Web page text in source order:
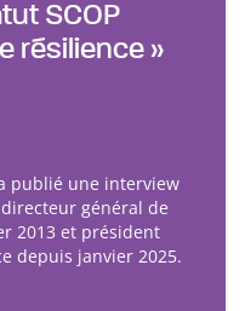
SCOP
résilience »
publié une interview
général de
2013 et président
depuis janvier 2025.